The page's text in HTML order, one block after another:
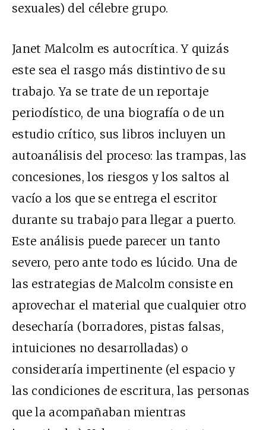
sexuales) del célebre grupo.
Janet Malcolm es autocrítica. Y quizás
este sea el rasgo más distintivo de su
trabajo. Ya se trate de un reportaje
periodístico, de una biografía o de un
estudio crítico, sus libros incluyen un
autoanálisis del proceso: las trampas, las
concesiones, los riesgos y los saltos al
vacío a los que se entrega el escritor
durante su trabajo para llegar a puerto.
Este análisis puede parecer un tanto
severo, pero ante todo es lúcido. Una de
las estrategias de Malcolm consiste en
aprovechar el material que cualquier otro
desecharía (borradores, pistas falsas,
intuiciones no desarrolladas) o
consideraría impertinente (el espacio y
las condiciones de escritura, las personas
que la acompañaban mientras